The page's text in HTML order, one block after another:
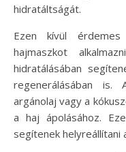
hidratáltságát.
Ezen kívül
hajmaszkot
hidratálásában
regenerálásában
argánolaj vagy a
a haj ápolásához.
segítenek